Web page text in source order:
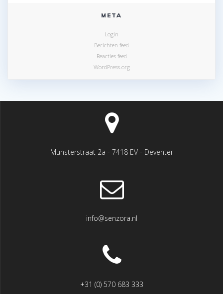
META
Login
Berichten feed
Reacties feed
WordPress.org
Munsterstraat 2a - 7418 EV - Deventer
info@senzora.nl
+31 (0) 570 683 333